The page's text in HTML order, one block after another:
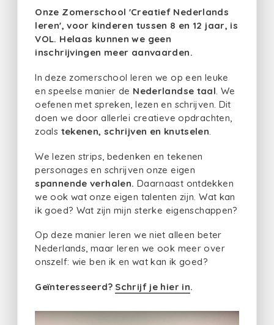
Onze Zomerschool 'Creatief Nederlands
leren', voor kinderen tussen 8 en 12 jaar, is
VOL. Helaas kunnen we geen
inschrijvingen meer aanvaarden.
In deze zomerschool leren we op een leuke
en speelse manier de Nederlandse taal . We
oefenen met spreken, lezen en schrijven. Dit
doen we door allerlei creatieve opdrachten,
zoals tekenen, schrijven en knutselen
We lezen strips, bedenken en tekenen
personages en schrijven onze eigen
spannende verhalen. Daarnaast ontdekken
we ook wat onze eigen talenten zijn. Wat kan
ik goed? Wat zijn mijn sterke eigenschappen?
Op deze manier leren we niet alleen beter
Nederlands, maar leren we ook meer over
onszelf: wie ben ik en wat kan ik goed?
Geïnteresseerd? Schrijf je hier in.